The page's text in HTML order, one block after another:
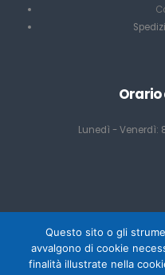
Lunedì - Venerdì:
Questo sito o gli
avvalgono di cookie
finalità illustrate nella